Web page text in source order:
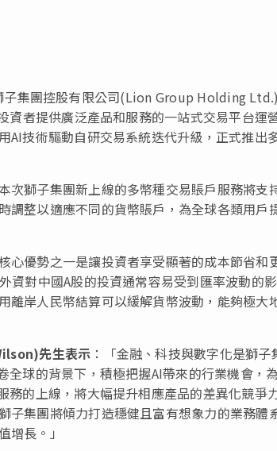
子集團控股有限公司(Lion Group Holding
資者提供廣泛產品和服務的一站式交易平台運
AI技術驅動自研交易系統迭代升級，正式推出
次獅子集團新上線的多幣種交易賬戶服務將支
調整以適應不同的貨幣賬戶，為全球各類用戶
心優勢之一是讓投資者享受顯著的成本節省和
資對中國A股的投資通常容易受到匯率波動的
離岸人民幣結算可以緩解貨幣波動，能夠極大
先生表示 ：「金融、科技與數字化是獅
全球的背景下，積極把握AI帶來的行業機會，
務的上線，將大幅提升相應產品的差異化競爭
子集團將傾力打造穩健且富有想象力的業務體
增長。」